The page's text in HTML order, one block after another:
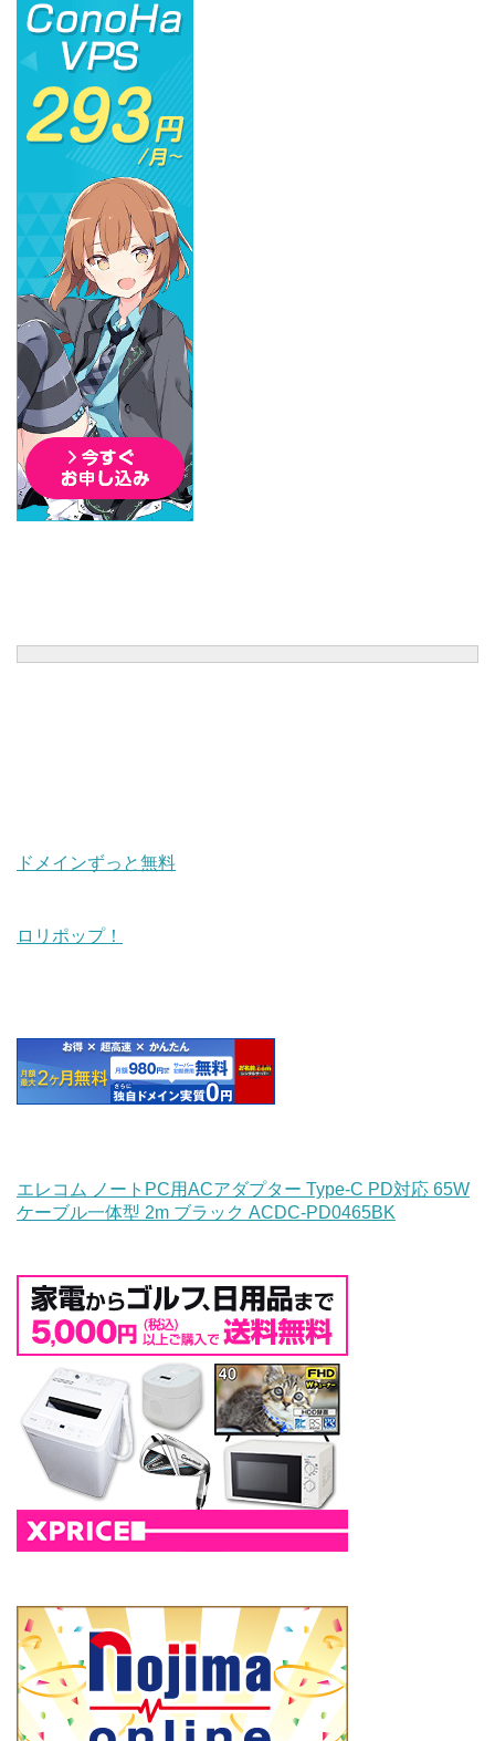
ドメインずっと無料
ロリポップ！
エレコム ノートPC用ACアダプター Type-C PD対応 65W
ケーブル一体型 2m ブラック ACDC-PD0465BK